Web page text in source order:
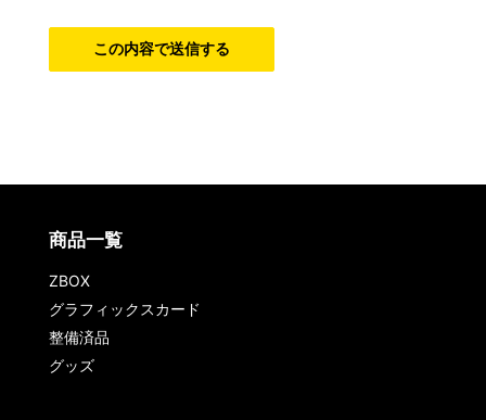
バ
同
る
この内容で送信する
商品一覧
ZBOX
グラフィックスカード
整備済品
グッズ